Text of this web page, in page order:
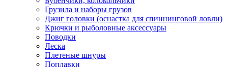
Грузила и наборы грузов
Джиг головки (оснастка для спиннинговой ловли)
Крючки и рыболовные аксессуары
Поводки
Леска
Плетеные шнуры
Поплавки